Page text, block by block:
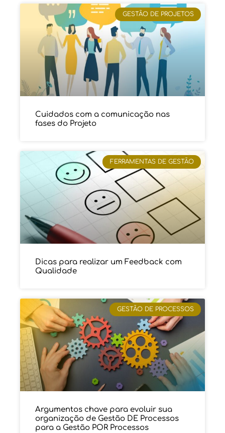
GESTÃO DE PROJETOS
Cuidados com a comunicação nas
fases do Projeto
FERRAMENTAS DE GESTÃO
Dicas para realizar um Feedback com
Qualidade
GESTÃO DE PROCESSOS
Argumentos chave para evoluir sua
organização de Gestão DE Processos
para a Gestão POR Processos